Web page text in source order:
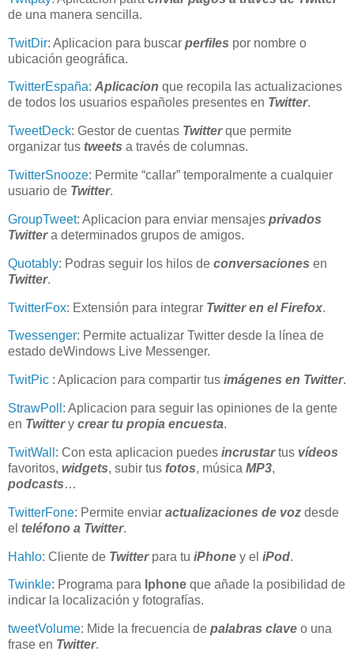
de una manera sencilla.
TwitDir: Aplicacion para buscar perfiles por nombre o
ubicación geográfica.
TwitterEspaña: Aplicacion que recopila las actualizaciones
de todos los usuarios españoles presentes en Twitter.
TweetDeck: Gestor de cuentas Twitterque permite
organizar tus tweets a través de columnas.
TwitterSnooze: Permite “callar” temporalmente a cualquier
usuario de Twitter.
GroupTweet: Aplicacion para enviar mensajes privados
Twittera determinados grupos de amigos.
Quotably: Podras seguir los hilos de conversaciones en
Twitter.
TwitterFox: Extensión para integrar Twitter en el Firefox.
Twessenger: Permite actualizar Twitter desde la línea de
estado deWindows Live Messenger.
TwitPic : Aplicacion para compartir tus imágenes en Twitter.
StrawPoll : Aplicacion para seguir las opiniones de la gente
en Twittery crear tu propia encuesta.
TwitWall : Con esta aplicacion puedes incrustartus vídeos
favoritos, widgets, subir tus fotos, música MP3,
podcasts…
TwitterFone: Permite enviar actualizaciones de voz desde
el teléfono a Twitter.
Hahlo: Cliente de Twitterpara tu iPhone y el iPod.
Twinkle: Programa para Iphone que añade la posibilidad de
indicar la localización y fotografías.
tweetVolume: Mide la frecuencia de palabras clave o una
frase en Twitter.